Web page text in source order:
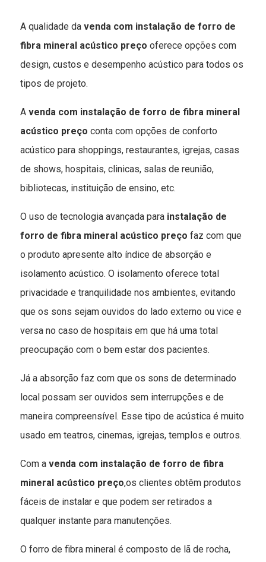
A qualidade davenda com instalação de forro de
fibra mineral acústico preçooferece opções com
design, custos e desempenho acústico para todos os
tipos de projeto.
Avenda com instalação de forro de fibra mineral
acústico preço conta com opções de conforto
acústico para shoppings, restaurantes, igrejas, casas
de shows, hospitais, clinicas, salas de reunião,
bibliotecas, instituição de ensino, etc.
O uso de tecnologia avançada para instalação de
forro de fibra mineral acústico preçofaz com que
o produto apresente alto índice de absorção e
isolamento acústico. O isolamento oferece total
privacidade e tranquilidade nos ambientes, evitando
que os sons sejam ouvidos do lado externo ou vice e
versa no caso de hospitais em que há uma total
preocupação com o bem estar dos pacientes.
Já a absorção faz com que os sons de determinado
local possam ser ouvidos sem interrupções e de
maneira compreensível. Esse tipo de acústica é muito
usado em teatros, cinemas, igrejas, templos e outros.
Com avenda com instalação de forro de fibra
mineral acústico preço,os clientes obtêm produtos
fáceis de instalar e que podem ser retirados a
qualquer instante para manutenções.
O forro de fibra mineral é composto de lã de rocha,